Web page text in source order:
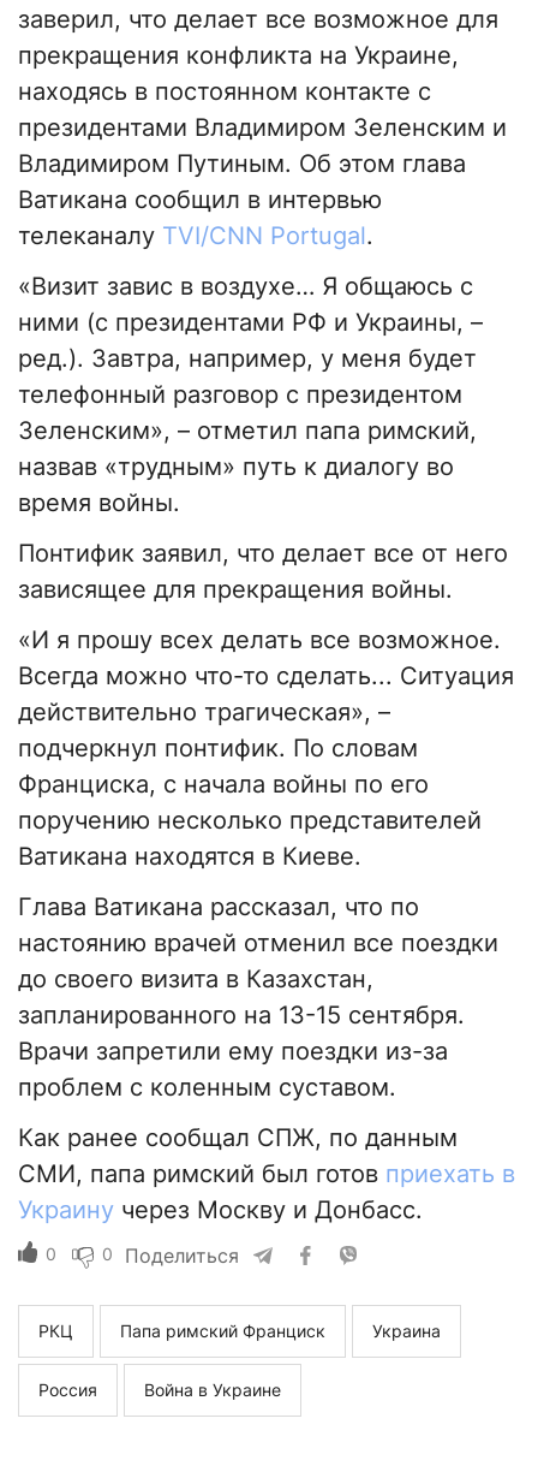
заверил, что делает все возможное для
прекращения конфликта на Украине,
находясь в постоянном контакте с
президентами Владимиром Зеленским и
Владимиром Путиным. Об этом глава
Ватикана сообщил в интервью
телеканалу TVI/CNN Portugal.
«Визит завис в воздухе… Я общаюсь с
ними (с президентами РФ и Украины, –
ред.). Завтра, например, у меня будет
телефонный разговор с президентом
Зеленским», – отметил папа римский,
назвав «трудным» путь к диалогу во
время войны.
Понтифик заявил, что делает все от него
зависящее для прекращения войны.
«И я прошу всех делать все возможное.
Всегда можно что-то сделать... Ситуация
действительно трагическая», –
подчеркнул понтифик. По словам
Франциска, с начала войны по его
поручению несколько представителей
Ватикана находятся в Киеве.
Глава Ватикана рассказал, что по
настоянию врачей отменил все поездки
до своего визита в Казахстан,
запланированного на 13-15 сентября.
Врачи запретили ему поездки из-за
проблем с коленным суставом.
Как ранее сообщал СПЖ, по данным
СМИ, папа римский был готов приехать в
Украину через Москву и Донбасс.
0 0 Поделиться
РКЦ Папа римский Франциск Украина
Россия Война в Украине